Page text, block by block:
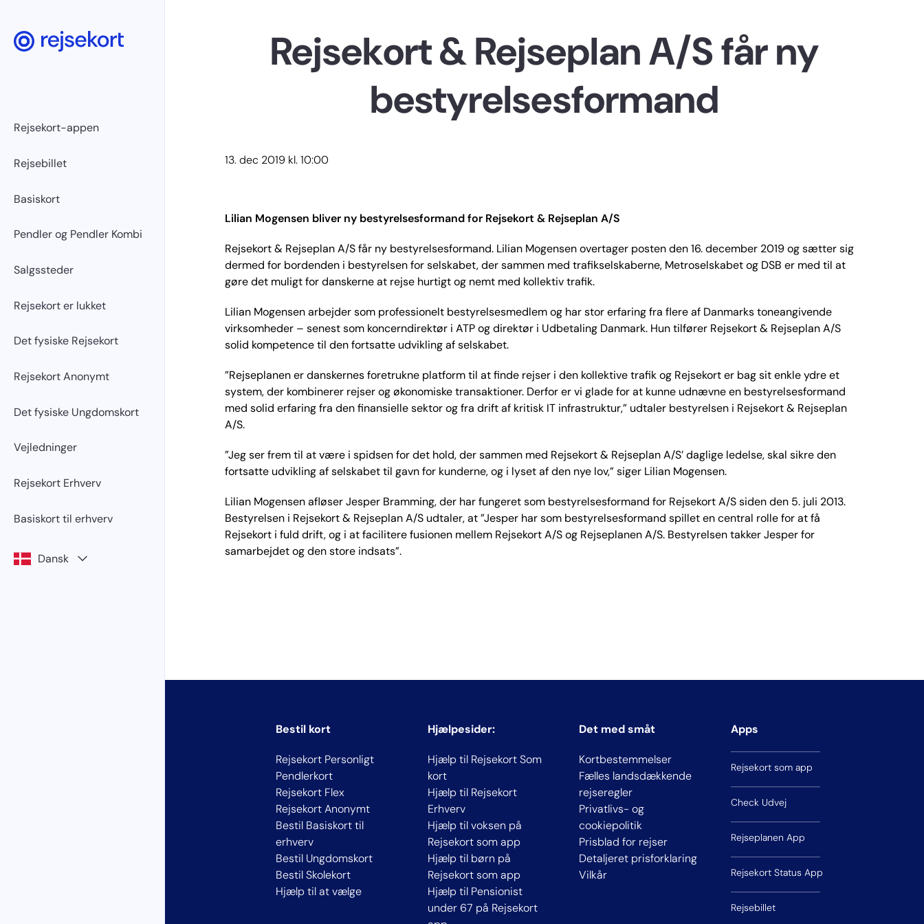
Rejsekort-appen
Rejsebillet
Basiskort
Pendler og Pendler Kombi
Salgssteder
Rejsekort er lukket
Det fysiske Rejsekort
Rejsekort Anonymt
Det fysiske Ungdomskort
Vejledninger
Rejsekort Erhverv
Basiskort til erhverv
Dansk
Rejsekort & Rejseplan A/S får ny
bestyrelsesformand
13. dec 2019 kl. 10:00
Lilian Mogensen bliver ny bestyrelsesformand for Rejsekort & Rejseplan A/S
Rejsekort & Rejseplan A/S får ny bestyrelsesformand. Lilian Mogensen overtager posten den 16. december 2019 og sætter sig
dermed for bordenden i bestyrelsen for selskabet, der sammen med trafikselskaberne, Metroselskabet og DSB er med til at
gøre det muligt for danskerne at rejse hurtigt og nemt med kollektiv trafik.
Lilian Mogensen arbejder som professionelt bestyrelsesmedlem og har stor erfaring fra flere af Danmarks toneangivende
virksomheder – senest som koncerndirektør i ATP og direktør i Udbetaling Danmark. Hun tilfører Rejsekort & Rejseplan A/S
solid kompetence til den fortsatte udvikling af selskabet.
”Rejseplanen er danskernes foretrukne platform til at finde rejser i den kollektive trafik og Rejsekort er bag sit enkle ydre et
system, der kombinerer rejser og økonomiske transaktioner. Derfor er vi glade for at kunne udnævne en bestyrelsesformand
med solid erfaring fra den finansielle sektor og fra drift af kritisk IT infrastruktur,” udtaler bestyrelsen i Rejsekort & Rejseplan
A/S.
”Jeg ser frem til at være i spidsen for det hold, der sammen med Rejsekort & Rejseplan A/S’ daglige ledelse, skal sikre den
fortsatte udvikling af selskabet til gavn for kunderne, og i lyset af den nye lov,” siger Lilian Mogensen.
Lilian Mogensen afløser Jesper Bramming, der har fungeret som bestyrelsesformand for Rejsekort A/S siden den 5. juli 2013.
Bestyrelsen i Rejsekort & Rejseplan A/S udtaler, at ”Jesper har som bestyrelsesformand spillet en central rolle for at få
Rejsekort i fuld drift, og i at facilitere fusionen mellem Rejsekort A/S og Rejseplanen A/S. Bestyrelsen takker Jesper for
samarbejdet og den store indsats”.
Bestil kort
Rejsekort Personligt
Pendlerkort
Rejsekort Flex
Rejsekort Anonymt
Bestil Basiskort til
erhverv
Bestil Ungdomskort
Bestil Skolekort
Hjælp til at vælge
Hjælpesider:
Hjælp til Rejsekort Som
kort
Hjælp til Rejsekort
Erhverv
Hjælp til voksen på
Rejsekort som app
Hjælp til børn på
Rejsekort som app
Hjælp til Pensionist
under 67 på Rejsekort
Det med småt
Kortbestemmelser
Fælles landsdækkende
rejseregler
Privatlivs- og
cookiepolitik
Prisblad for rejser
Detaljeret prisforklaring
Vilkår
Apps
Rejsekort som app
Check Udvej
Rejseplanen App
Rejsekort Status App
Rejsebillet